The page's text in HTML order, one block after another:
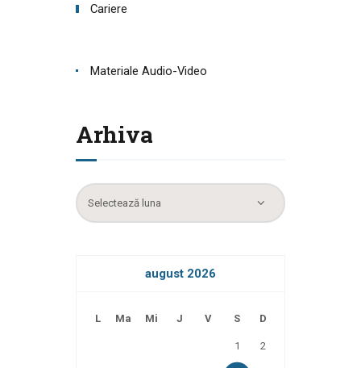
Cariere
Materiale Audio-Video
Arhiva
Arhiva
august 2026
L Ma Mi J V S D
1 2